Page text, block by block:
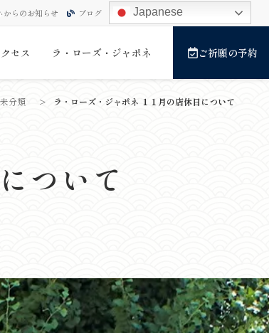
からのお知らせ ブログ Japanese
セス ラ・ローズ・ジャポネ ご祈願の予約
ついて
未分類 > ラ・ローズ・ジャポネ １１月の店休日について